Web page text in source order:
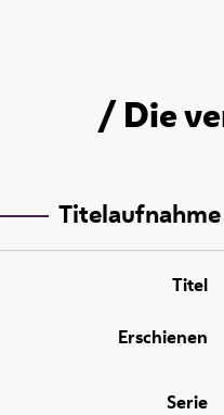
/ Die
Titelaufnahme
Titel
Erschienen
Serie